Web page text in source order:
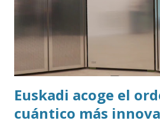
Euskadi acoge el
cuántico más